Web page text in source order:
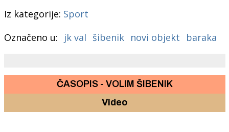
Iz kategorije: Sport
Označeno u:
jk val šibenik novi objekt baraka
ČASOPIS - VOLIM ŠIBENIK
Video